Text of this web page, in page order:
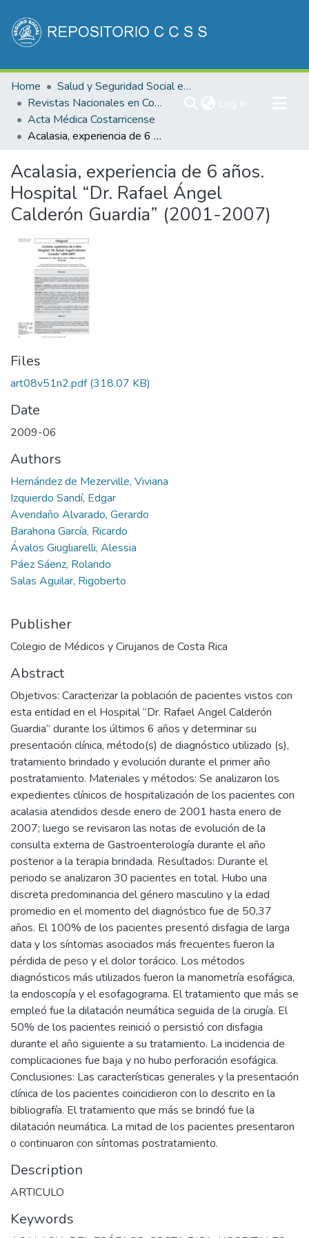
Communities & Collections
All of DSpace
Statistics
Home
Salud y Seguridad Social en Costa Rica
Revistas Nacionales en Costa Rica
Acta Médica Costarricense
Acalasia, experiencia de 6 años. Hospital “Dr. Rafael Ángel Calderón Guardia” (2001-2007)
Acalasia, experiencia de 6 años.
Hospital “Dr. Rafael Ángel
Calderón Guardia” (2001-2007)
Files
art08v51n2.pdf(318.07 KB)
Date
2009-06
Authors
Hernández de Mezerville, Viviana
Izquierdo Sandí, Edgar
Avendaño Alvarado, Gerardo
Barahona García, Ricardo
Ávalos Giugliarelli, Alessia
Páez Sáenz, Rolando
Salas Aguilar, Rigoberto
Publisher
Colegio de Médicos y Cirujanos de Costa Rica
Abstract
Objetivos: Caracterizar la población de pacientes vistos con
esta entidad en el Hospital “Dr. Rafael Angel Calderón
Guardia” durante los últimos 6 años y determinar su
presentación clínica, método(s) de diagnóstico utilizado (s),
tratamiento brindado y evolución durante el primer año
postratamiento. Materiales y métodos: Se analizaron los
expedientes clínicos de hospitalización de los pacientes con
acalasia atendidos desde enero de 2001 hasta enero de
2007; luego se revisaron las notas de evolución de la
consulta externa de Gastroenterología durante el año
posterior a la terapia brindada. Resultados: Durante el
periodo se analizaron 30 pacientes en total. Hubo una
discreta predominancia del género masculino y la edad
promedio en el momento del diagnóstico fue de 50,37
años. El 100% de los pacientes presentó disfagia de larga
data y los síntomas asociados más frecuentes fueron la
pérdida de peso y el dolor torácico. Los métodos
diagnósticos más utilizados fueron la manometría esofágica,
la endoscopía y el esofagograma. El tratamiento que más se
empleó fue la dilatación neumática seguida de la cirugía. El
50% de los pacientes reinició o persistió con disfagia
durante el año siguiente a su tratamiento. La incidencia de
complicaciones fue baja y no hubo perforación esofágica.
Conclusiones: Las características generales y la presentación
clínica de los pacientes coincidieron con lo descrito en la
bibliografía. El tratamiento que más se brindó fue la
dilatación neumática. La mitad de los pacientes presentaron
o continuaron con síntomas postratamiento.
Description
ARTICULO
Keywords